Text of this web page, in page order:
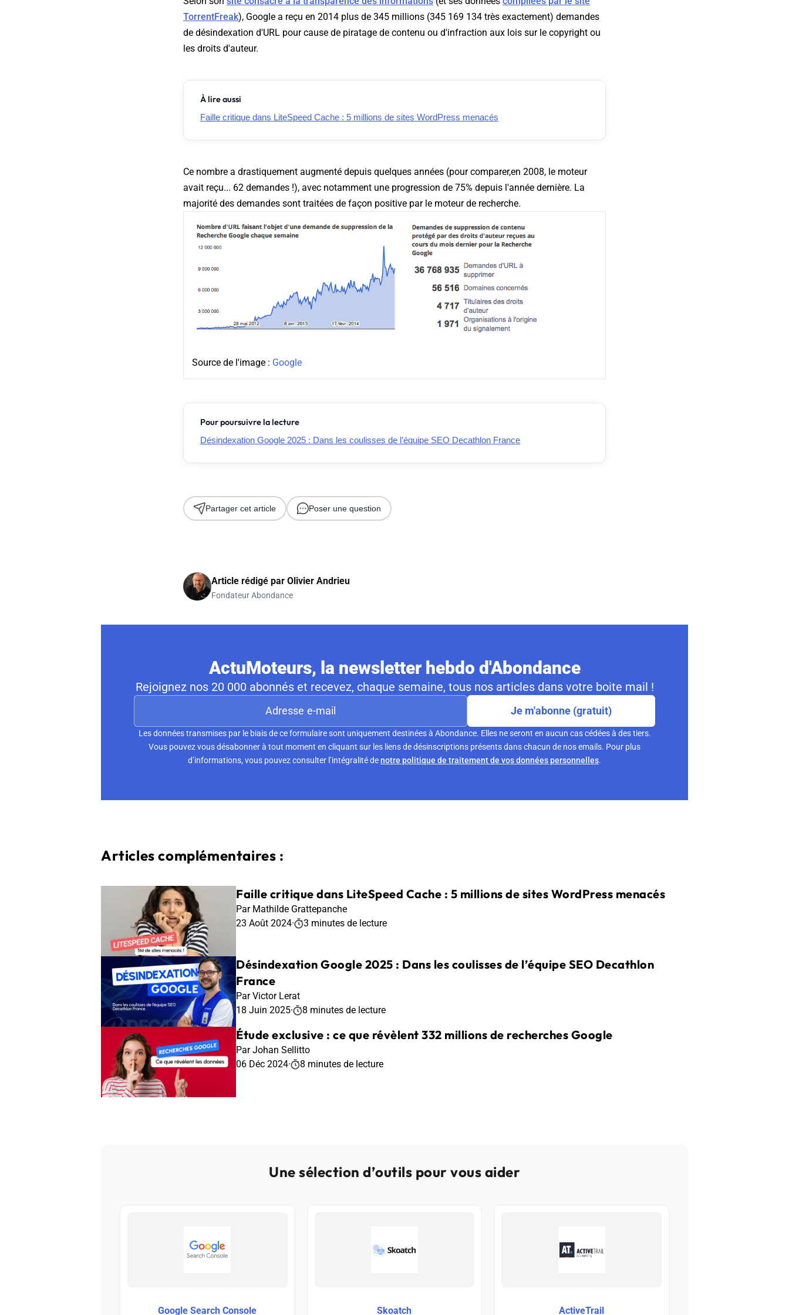
TorrentFreak), Google a reçu en 2014 plus de 345 millions (345 169 134 très exactement) demandes
de désindexation d'URL pour cause de piratage de contenu ou d'infraction aux lois sur le copyright ou
les droits d'auteur.
À lire aussi
Faille critique dans LiteSpeed Cache : 5 millions de sites WordPress menacés
Ce nombre a drastiquement augmenté depuis quelques années (pour comparer,en 2008, le moteur
avait reçu... 62 demandes !), avec notamment une progression de 75% depuis l'année dernière. La
majorité des demandes sont traitées de façon positive par le moteur de recherche.
Source de l'image : Google
Pour poursuivre la lecture
Désindexation Google 2025 : Dans les coulisses de l’équipe SEO Decathlon France
Partager cet article Poser une question
Article rédigé par Olivier Andrieu
Fondateur Abondance
ActuMoteurs, la newsletter hebdo d'Abondance
Rejoignez nos 20 000 abonnés et recevez, chaque semaine, tous nos articles dans votre boite mail !
Je m'abonne (gratuit)
Les données transmises par le biais de ce formulaire sont uniquement destinées à Abondance. Elles ne seront en aucun cas cédées à des tiers.
Vous pouvez vous désabonner à tout moment en cliquant sur les liens de désinscriptions présents dans chacun de nos emails. Pour plus
d’informations, vous pouvez consulter l’intégralité denotre politique de traitement de vos données personnelles.
Articles complémentaires :
Faille critique dans LiteSpeed Cache : 5 millions de sites WordPress menacés
Par Mathilde Grattepanche
23 Août 2024· 3 minutes de lecture
Désindexation Google 2025 : Dans les coulisses de l’équipe SEO Decathlon
France
Par Victor Lerat
18 Juin 2025· 8 minutes de lecture
Étude exclusive : ce que révèlent 332 millions de recherches Google
Par Johan Sellitto
06 Déc 2024· 8 minutes de lecture
Une sélection d’outils pour vous aider
Google Search Console Skoatch ActiveTrail